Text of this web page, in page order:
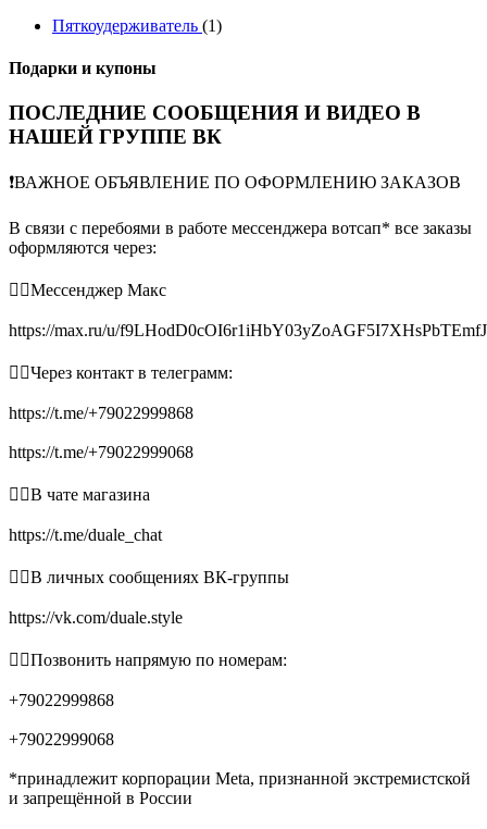
Пяткоудерживатель (1)
Подарки и купоны
ПОСЛЕДНИЕ СООБЩЕНИЯ И ВИДЕО В
НАШЕЙ ГРУППЕ ВК
❗️ВАЖНОЕ ОБЪЯВЛЕНИЕ ПО ОФОРМЛЕНИЮ ЗАКАЗОВ
В связи с перебоями в работе мессенджера вотсап* все заказы
оформляются через:
👉🏻Мессенджер Макс
https://max.ru/u/
👉🏻Через контакт в телеграмм:
https://t.me/+79022999868
https://t.me/+79022999068
👉🏻В чате магазина
https://t.me/duale_chat
👉🏻В личных сообщениях ВК-группы
https://vk.com/duale.style
👉🏻Позвонить напрямую по номерам:
+79022999868
+79022999068
*принадлежит корпорации Meta, признанной экстремистской
и запрещённой в России